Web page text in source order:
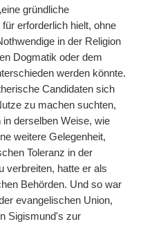
gründliche
erforderlich hielt, ohne
in der Religion
Dogmatik oder dem
werden könnte.
Candidaten sich
zu machen suchten,
derselben Weise, wie
weitere Gelegenheit,
Toleranz in der
verbreiten, hatte er als
Behörden. Und so war
evangelischen Union,
Sigismund's zur